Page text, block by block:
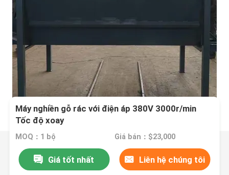
Máy nghiền gỗ rác với điện áp 380V 3000r/min
Tốc độ xoay
MOQ：1 bộ Giá bán：$23,000
Giá tốt nhất Liên hệ chúng tôi